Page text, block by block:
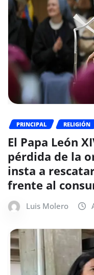
PRINCIPAL RELIGIÓN
El Papa León
pérdida de la
insta a
frente al
Luis Molero